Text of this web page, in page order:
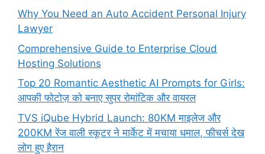
Why You Need an Auto Accident Personal Injury
Lawyer
Comprehensive Guide to Enterprise Cloud
Hosting Solutions
Top 20 Romantic Aesthetic AI Prompts for Girls:
आपकी फोटोज़ को बनाए सुपर रोमांटिक और वायरल
TVS iQube Hybrid Launch: 80KM माइलेज और
200KM रेंज वाली स्कूटर ने मार्केट में मचाया धमाल, फीचर्स देख
लोग हुए हैरान